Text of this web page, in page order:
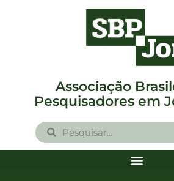
Associação
Pesquisadores em